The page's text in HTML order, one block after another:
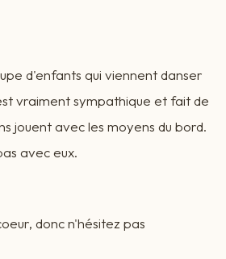
d'enfants qui viennent danser
vraiment sympathique et fait de
jouent avec les moyens du bord.
avec eux.
donc n'hésitez pas